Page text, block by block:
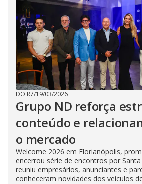
DO R7/19/03/2026
Grupo ND reforça
conteúdo e
o mercado
Welcome 2026 em Florianópolis,
encerrou série de encontros por
reuniu empresários, anunciantes e
conheceram novidades dos veículos